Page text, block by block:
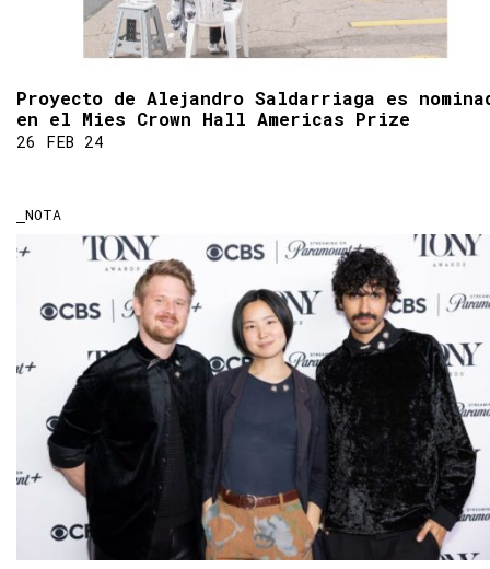
Proyecto de Alejandro Saldarriaga es
en el Mies Crown Hall Americas Prize
26 FEB 24
NOTA